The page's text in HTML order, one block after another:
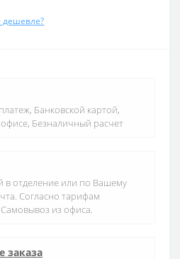
Банковской картой,
Безналичный расчет
в отделение или по Вашему
Согласно тарифам
из офиса.
заказа